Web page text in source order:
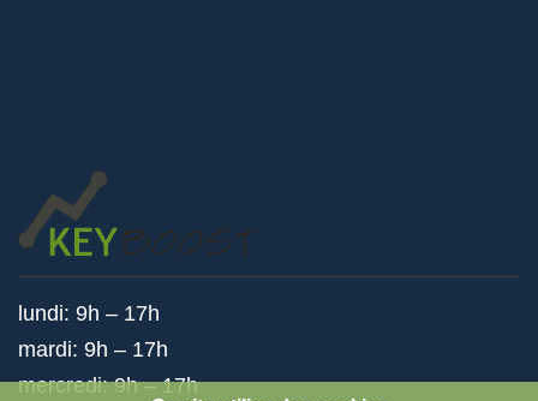
lundi: 9h – 17h
mardi: 9h – 17h
mercredi: 9h – 17h